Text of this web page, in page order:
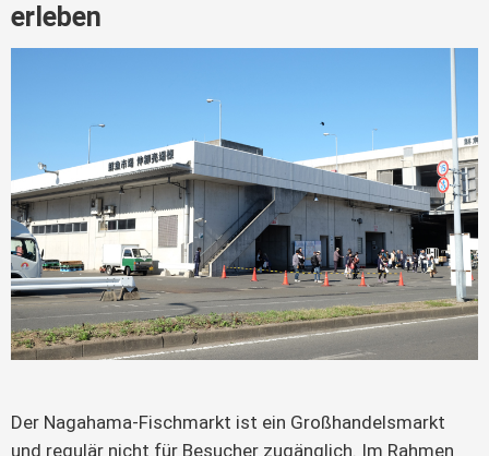
erleben
Der Nagahama-Fischmarkt ist ein Großhandelsmarkt
und regulär nicht für Besucher zugänglich. Im Rahmen